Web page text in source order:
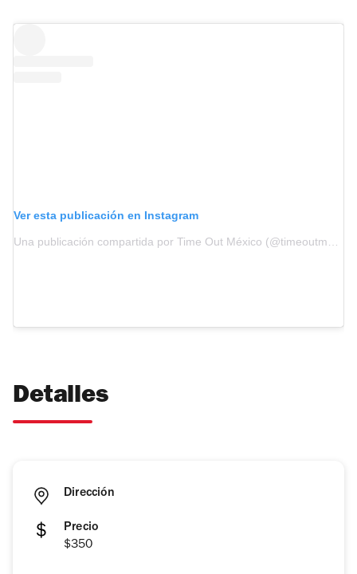
Ver esta publicación en Instagram
Una publicación compartida por Time Out México (@timeoutmexico)
Detalles
Dirección
Precio
$350